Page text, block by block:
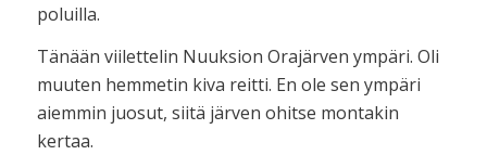
poluilla.
Tänään viilettelin Nuuksion Orajärven ympäri. Oli
muuten hemmetin kiva reitti. En ole sen ympäri
aiemmin juosut, siitä järven ohitse montakin
kertaa.